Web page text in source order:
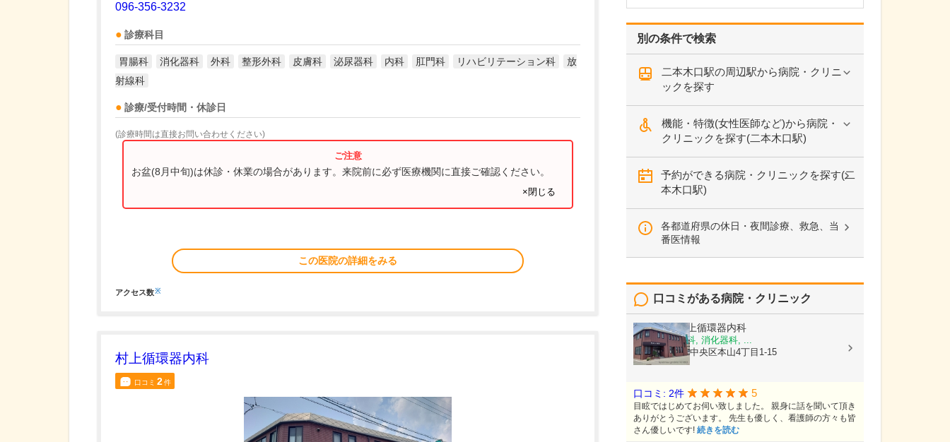
096-356-3232
診療科目
胃腸科 消化器科 外科 整形外科 皮膚科 泌尿器科 内科 肛門科 リハビリテーション科
放
射線科
診療/受付時間・休診日
(診療時間は直接お問い合わせください)
お盆(8月中旬)は休診・休業の場合があります。来院前に必ず医療機関に直接ご確認ください。
×閉じる
この医院の詳細をみる
アクセス数※
村上循環器内科
口コミ 2件
別の条件で検索
二本木口駅の周辺駅から病院・クリニ
ックを探す
機能・特徴(女性医師など)から病院・
クリニックを探す(二本木口駅)
予約ができる病院・クリニックを探す(二
本木口駅)
各都道府県の休日・夜間診療、救急、当
番医情報
口コミがある病院・クリニック
医療法人村上循環器内科
内科, 呼吸器科, 消化器科, ...
熊本県熊本市中央区本山4丁目1-15
口コミ: 2件 5
目眩ではじめてお伺い致しました。 親身に話を聞いて頂き
ありがとうございます。 先生も優しく、看護師の方々も皆
さん優しいです! 続きを読む